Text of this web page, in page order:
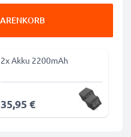
2x Akku 2200mAh
35,95 €